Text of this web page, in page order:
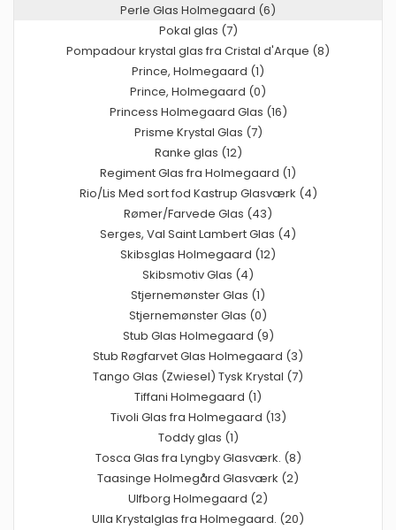
Perle Glas Holmegaard (6)
Pokal glas (7)
Pompadour krystal glas fra Cristal d'Arque (8)
Prince, Holmegaard (1)
Prince, Holmegaard (0)
Princess Holmegaard Glas (16)
Prisme Krystal Glas (7)
Ranke glas (12)
Regiment Glas fra Holmegaard (1)
Rio/Lis Med sort fod Kastrup Glasværk (4)
Rømer/Farvede Glas (43)
Serges, Val Saint Lambert Glas (4)
Skibsglas Holmegaard (12)
Skibsmotiv Glas (4)
Stjernemønster Glas (1)
Stjernemønster Glas (0)
Stub Glas Holmegaard (9)
Stub Røgfarvet Glas Holmegaard (3)
Tango Glas (Zwiesel) Tysk Krystal (7)
Tiffani Holmegaard (1)
Tivoli Glas fra Holmegaard (13)
Toddy glas (1)
Tosca Glas fra Lyngby Glasværk. (8)
Taasinge Holmegård Glasværk (2)
Ulfborg Holmegaard (2)
Ulla Krystalglas fra Holmegaard. (20)